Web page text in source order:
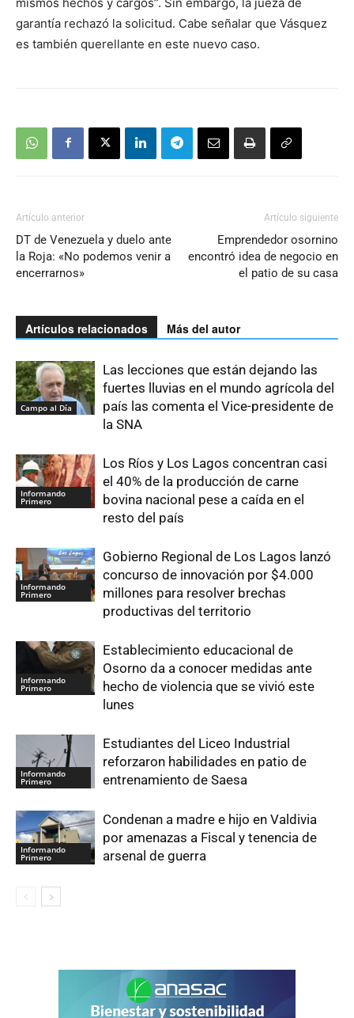
garantía rechazó la solicitud. Cabe señalar que Vásquez
es también querellante en este nuevo caso.
Artículo anterior
DT de Venezuela y duelo ante
la Roja: «No podemos venir a
encerrarnos»
Artículo siguiente
Emprendedor osornino
encontró idea de negocio en
el patio de su casa
Artículos relacionados Más del autor
Campo al Día
Las lecciones que están dejando las
fuertes lluvias en el mundo agrícola del
país las comenta el Vice-presidente de
la SNA
Informando
Primero
Los Ríos y Los Lagos concentran casi
el 40% de la producción de carne
bovina nacional pese a caída en el
resto del país
Informando
Primero
Gobierno Regional de Los Lagos lanzó
concurso de innovación por $4.000
millones para resolver brechas
productivas del territorio
Informando
Primero
Establecimiento educacional de
Osorno da a conocer medidas ante
hecho de violencia que se vivió este
lunes
Informando
Primero
Estudiantes del Liceo Industrial
reforzaron habilidades en patio de
entrenamiento de Saesa
Informando
Primero
Condenan a madre e hijo en Valdivia
por amenazas a Fiscal y tenencia de
arsenal de guerra